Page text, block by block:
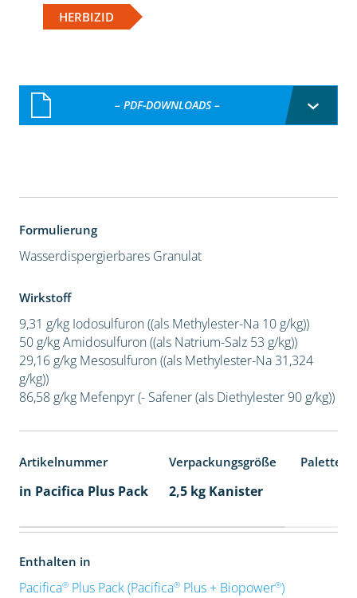
HERBIZID
– PDF-DOWNLOADS –
Formulierung
Wasserdispergierbares Granulat
Wirkstoff
9,31 g/kg Iodosulfuron ((als Methylester-Na 10 g/kg))
50 g/kg Amidosulfuron ((als Natrium-Salz 53 g/kg))
29,16 g/kg Mesosulfuron ((als Methylester-Na 31,324
g/kg))
86,58 g/kg Mefenpyr (- Safener (als Diethylester 90 g/kg))
Artikelnummer Verpackungsgröße
in Pacifica Plus Pack 2,5 kg Kanister
Enthalten in
Pacifica®Plus Pack (Pacifica®Plus + Biopower®)